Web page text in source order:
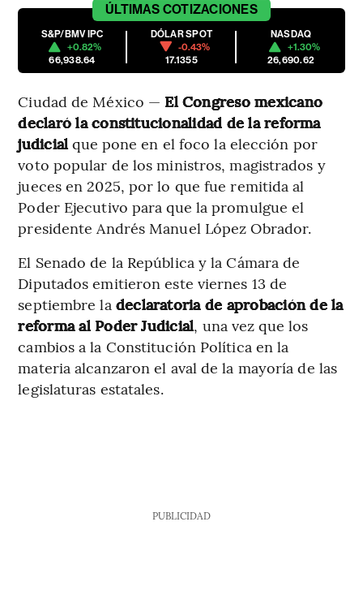
ÚLTIMAS COTIZACIONES
S&P/BMV IPC
+0.82%
66,938.64
DÓLAR SPOT
-0.43%
17.1355
NASDAQ
+1.30%
26,690.62
Ciudad de México — El Congreso mexicano
declaró la constitucionalidad de la reforma
judicial que pone en el foco la elección por
voto popular de los ministros, magistrados y
jueces en 2025, por lo que fue remitida al
Poder Ejecutivo para que la promulgue el
presidente Andrés Manuel López Obrador.
El Senado de la República y la Cámara de
Diputados emitieron este viernes 13 de
septiembre la declaratoria de aprobación de la
reforma al Poder Judicial, una vez que los
cambios a la Constitución Política en la
materia alcanzaron el aval de la mayoría de las
legislaturas estatales.
PUBLICIDAD